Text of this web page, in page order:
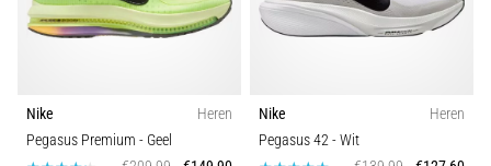
Nike
Heren
Pegasus Premium - Geel
Nike
Heren
Pegasus 42- Wit